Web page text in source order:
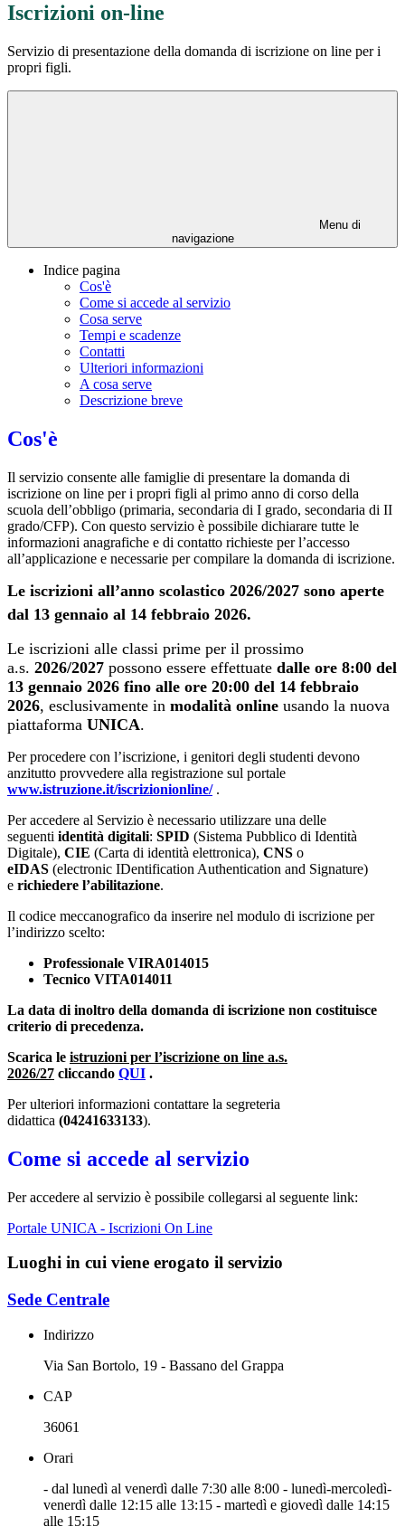
Iscrizioni on-line
Servizio di presentazione della domanda di iscrizione on line per i
propri figli.
Menu di
navigazione
Indice pagina
Cos'è
Come si accede al servizio
Cosa serve
Tempi e scadenze
Contatti
Ulteriori informazioni
A cosa serve
Descrizione breve
Cos'è
Il servizio consente alle famiglie di presentare la domanda di
iscrizione on line per i propri figli al primo anno di corso della
scuola dell’obbligo (primaria, secondaria di I grado, secondaria di II
grado/CFP). Con questo servizio è possibile dichiarare tutte le
informazioni anagrafiche e di contatto richieste per l’accesso
all’applicazione e necessarie per compilare la domanda di iscrizione.
Le iscrizioni all’anno scolastico 2026/2027 sono aperte
dal 13 gennaio al 14 febbraio 2026.
Le iscrizioni alle classi prime per il prossimo
a.s. 2026/2027 possono essere effettuate dalle ore 8:00 del
13 gennaio 2026 fino alle ore 20:00 del 14 febbraio
2026, esclusivamente in modalità online usando la nuova
piattaforma UNICA.
Per procedere con l’iscrizione, i genitori degli studenti devono
anzitutto provvedere alla registrazione sul portale
www.istruzione.it/iscrizionionline/ .
Per accedere al Servizio è necessario utilizzare una delle
seguenti identità digitali: SPID (Sistema Pubblico di Identità
Digitale), CIE (Carta di identità elettronica), CNS o
eIDAS (electronic IDentification Authentication and Signature)
e richiedere l’abilitazione.
Il codice meccanografico da inserire nel modulo di iscrizione per
l’indirizzo scelto:
Professionale VIRA014015
Tecnico VITA014011
La data di inoltro della domanda di iscrizione non costituisce
criterio di precedenza.
Scarica le istruzioni per l’iscrizione on line a.s.
2026/27 cliccando QUI .
Per ulteriori informazioni contattare la segreteria
didattica (04241633133).
Come si accede al servizio
Per accedere al servizio è possibile collegarsi al seguente link:
Portale UNICA - Iscrizioni On Line
Luoghi in cui viene erogato il servizio
Sede Centrale
Indirizzo
Via San Bortolo, 19 - Bassano del Grappa
CAP
36061
Orari
- dal lunedì al venerdì dalle 7:30 alle 8:00 - lunedì-mercoledì-
venerdì dalle 12:15 alle 13:15 - martedì e giovedì dalle 14:15
alle 15:15